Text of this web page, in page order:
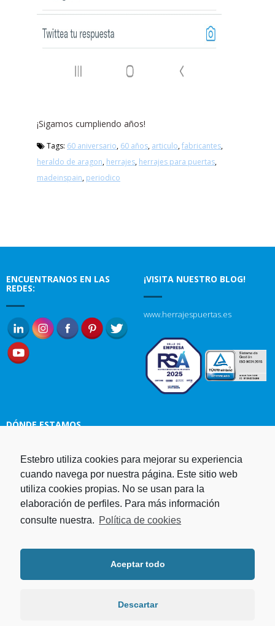
¡Sigamos cumpliendo años!
Tags: 60 aniversario, 60 años, articulo,fabricantes,
heraldo de aragon, herrajes, herrajes para puertas,
madeinspain, periodico
ENCUENTRANOS EN LAS
REDES:
¡VISITA NUESTRO BLOG!
www.herrajespuertas.es
DÓNDE ESTAMOS
Estampaciones EBRO, S.L.
Polg. Ind. Malpica-Alfindén C/H
naves 10, 12, 14 y 5 50171 La
Puebla de Alfindén Zaragoza,
España
Fax. +34 976 108 058
Política de privacidad
Programa operativo FEDER Aragón
2014-2020Plan de recuperación,
Programa FEDER 2021-2027
Estebro utiliza cookies para mejorar su experiencia
cuando navega por nuestra página. Este sitio web
utiliza cookies propias. No se usan para la
elaboración de perfiles. Para más información
consulte nuestra. Política de cookies
Aceptar todo
Descartar